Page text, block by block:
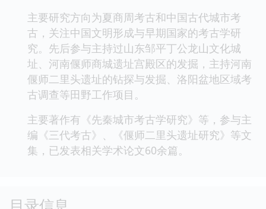
主要研究方向为夏商周考古和中国古代城市考
古，关注中国文明形成与早期国家的考古学研
究。先后参与主持过山东邹平丁公龙山文化城
址、河南偃师商城遗址宫殿区的发掘，主持河南
偃师二里头遗址的钻探与发掘、洛阳盆地区域考
古调查等田野工作项目。
主要著作有《先秦城市考古学研究》等，参与主
编《三代考古》、《偃师二里头遗址研究》等文
集，已发表相关学术论文60余篇。
目录信息